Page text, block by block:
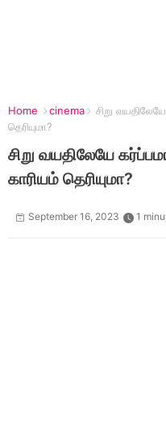
Home cinema
சிறு
தெரியுமா?
சிறு வயதிலேயே
காரியம் தெரியுமா?
September 16, 2023 1